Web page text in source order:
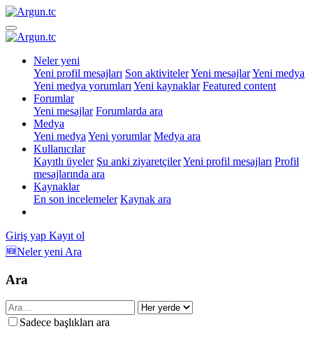
Neler yeni
Yeni profil mesajları Son aktivitelerYeni mesajlarYeni medya
Yeni medya yorumları Yeni kaynaklar Featured content
Forumlar
Yeni mesajlar Forumlarda ara
Medya
Yeni medya Yeni yorumlar Medya ara
Kullanıcılar
Kayıtlı üyeler Şu anki ziyaretçilerYeni profil mesajları Profil
mesajlarında ara
Kaynaklar
En son incelemeler Kaynak ara
Giriş yap Kayıt ol
🆕Neler yeni Ara
Ara
Sadece başlıkları ara